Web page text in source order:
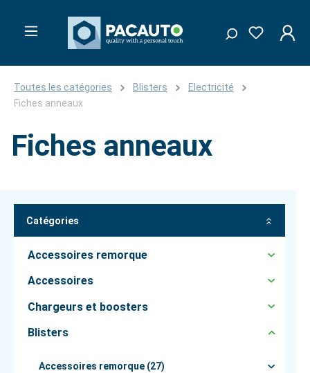
Toutes les catégories Blisters
Electricité
Fiches anneaux
Fiches anneaux
Catégories
Accessoires remorque
Accessoires
Chargeurs et boosters
Blisters
Accessoires remorque (27)